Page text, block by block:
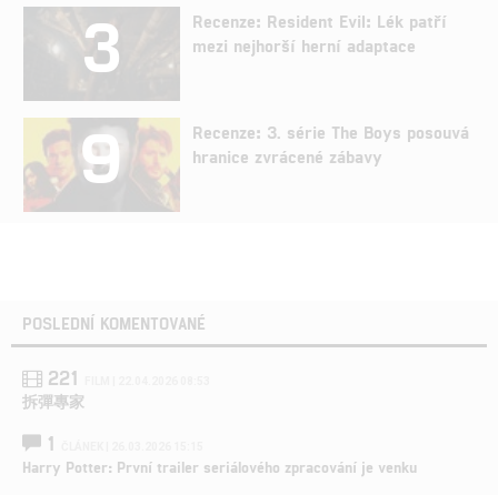
3
Recenze: Resident Evil: Lék patří
mezi nejhorší herní adaptace
9
Recenze: 3. série The Boys posouvá
hranice zvrácené zábavy
POSLEDNÍ KOMENTOVANÉ
221
拆彈專家
1
Harry Potter: První trailer seriálového zpracování je venku